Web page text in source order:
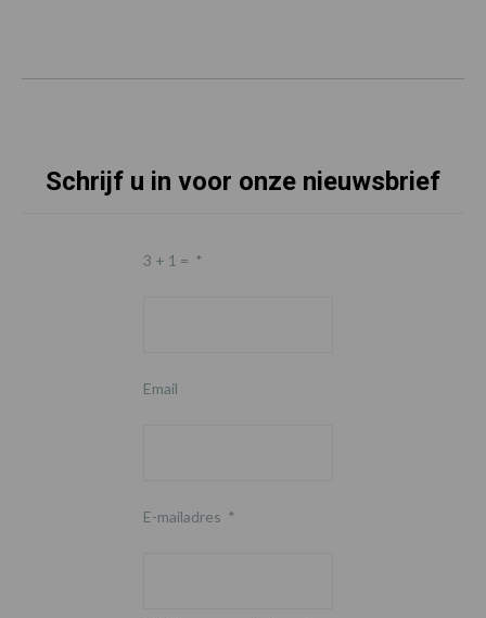
Schrijf u in voor onze nieuwsbrief
3 + 1 = *
Email
E-mailadres *